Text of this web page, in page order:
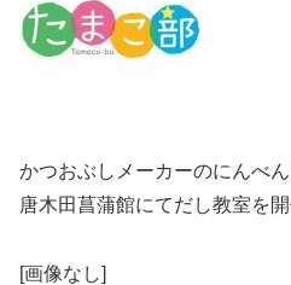
かつおぶしメーカーのにんべ
唐木田菖蒲館にてだし教室を開
[画像なし]